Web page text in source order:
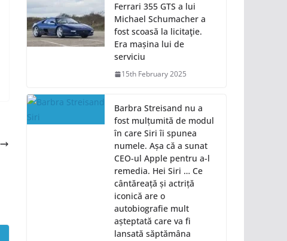
Ferrari 355 GTS a lui
Michael Schumacher a
fost scoasă la licitaţie.
Era mașina lui de
serviciu
15th February 2025
Barbra Streisand nu a
fost mulțumită de modul
în care Siri îi spunea
numele. Așa că a sunat
CEO-ul Apple pentru a-l
remedia. Hei Siri … Ce
cântăreață și actriță
iconică are o
autobiografie mult
așteptată care va fi
lansată săptămâna